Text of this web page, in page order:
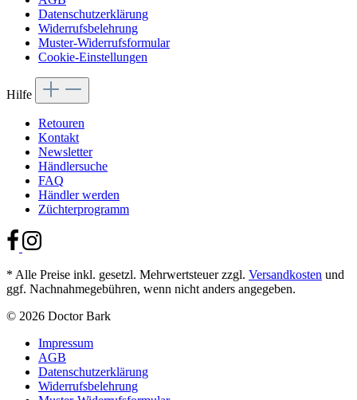
Datenschutzerklärung
Widerrufsbelehrung
Muster-Widerrufsformular
Cookie-Einstellungen
Hilfe
Retouren
Kontakt
Newsletter
Händlersuche
FAQ
Händler werden
Züchterprogramm
* Alle Preise inkl. gesetzl. Mehrwertsteuer zzgl. Versandkosten und
ggf. Nachnahmegebühren, wenn nicht anders angegeben.
© 2026 Doctor Bark
Impressum
AGB
Datenschutzerklärung
Widerrufsbelehrung